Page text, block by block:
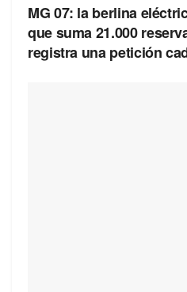
MG 07: la berlina
que suma 21.000
registra una petición